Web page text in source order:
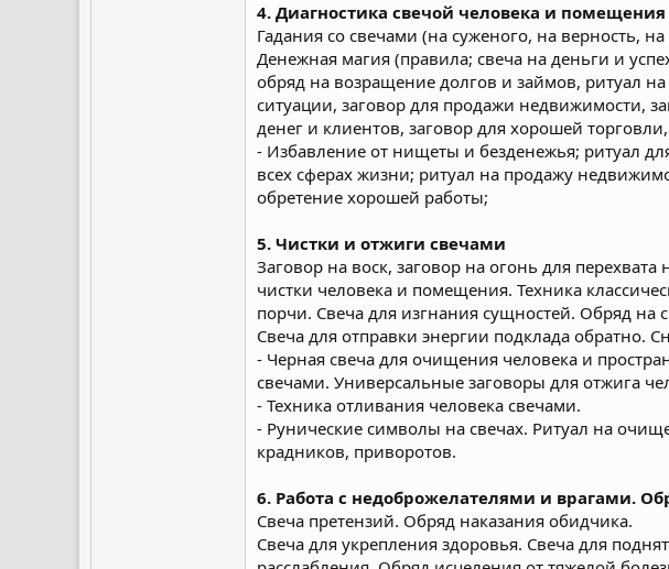
4. Диагностика свечой человека и помещения
Гадания со свечами (на суженого, на верность,
Денежная магия (правила; свеча на деньги и
обряд на возращение долгов и займов, ритуал
ситуации, заговор для продажи недвижимости,
денег и клиентов, заговор для хорошей
- Избавление от нищеты и безденежья; ритуал
всех сферах жизни; ритуал на продажу
обретение хорошей работы;
5. Чистки и отжиги свечами
Заговор на воск, заговор на огонь для
чистки человека и помещения. Техника
порчи. Свеча для изгнания сущностей. Обряд на
Свеча для отправки энергии подклада обратно.
- Черная свеча для очищения человека и
свечами. Универсальные заговоры для отжига
- Техника отливания человека свечами.
- Рунические символы на свечах. Ритуал на
крадников, приворотов.
6. Работа с недоброжелателями и врагами.
Свеча претензий. Обряд наказания обидчика.
Свеча для укрепления здоровья. Свеча для